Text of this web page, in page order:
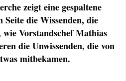
zeigt eine gespaltene
die Wissenden, die
Vorstandschef Mathias
die Unwissenden, die von
mitbekamen.